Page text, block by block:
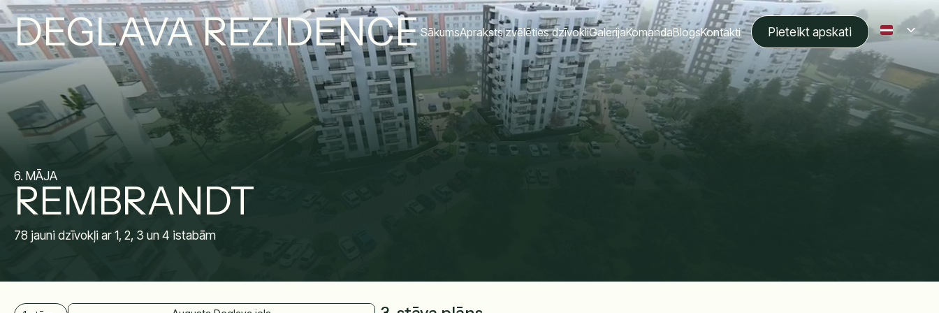
DEGLAVA REZIDENCESākumsAprakstsIzvēlēties dzīvokliGalerijaKomandaBlogsKontakti Pieteikt apskati
6. MĀJA
REMBRANDT
78 jauni dzīvokļi ar 1, 2, 3 un 4 istabām